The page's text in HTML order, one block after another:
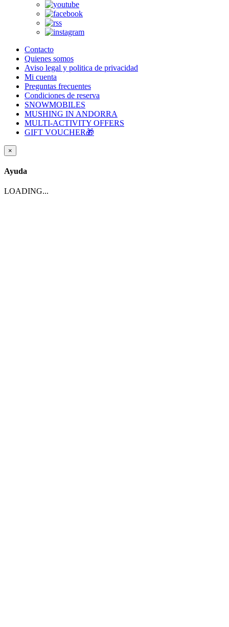
Contacto
Quienes somos
Aviso legal y politica de privacidad
Mi cuenta
Preguntas frecuentes
Condiciones de reserva
SNOWMOBILES
MUSHING IN ANDORRA
MULTI-ACTIVITY OFFERS
GIFT VOUCHER🎁
×
Ayuda
LOADING...